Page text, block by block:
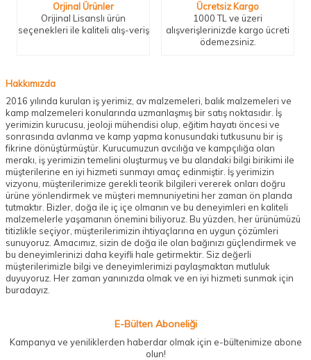
Orjinal Ürünler
Orijinal Lisanslı ürün
seçenekleri ile kaliteli alış-veriş
Ücretsiz Kargo
1000 TL ve üzeri
alışverişlerinizde kargo ücreti
ödemezsiniz.
Hakkımızda
2016 yılında kurulan iş yerimiz, av malzemeleri, balık malzemeleri ve
kamp malzemeleri konularında uzmanlaşmış bir satış noktasıdır. İş
yerimizin kurucusu, jeoloji mühendisi olup, eğitim hayatı öncesi ve
sonrasında avlanma ve kamp yapma konusundaki tutkusunu bir iş
fikrine dönüştürmüştür. Kurucumuzun avcılığa ve kampçılığa olan
merakı, iş yerimizin temelini oluşturmuş ve bu alandaki bilgi birikimi ile
müşterilerine en iyi hizmeti sunmayı amaç edinmiştir. İş yerimizin
vizyonu, müşterilerimize gerekli teorik bilgileri vererek onları doğru
ürüne yönlendirmek ve müşteri memnuniyetini her zaman ön planda
tutmaktır. Bizler, doğa ile iç içe olmanın ve bu deneyimleri en kaliteli
malzemelerle yaşamanın önemini biliyoruz. Bu yüzden, her ürünümüzü
titizlikle seçiyor, müşterilerimizin ihtiyaçlarına en uygun çözümleri
sunuyoruz. Amacımız, sizin de doğa ile olan bağınızı güçlendirmek ve
bu deneyimlerinizi daha keyifli hale getirmektir. Siz değerli
müşterilerimizle bilgi ve deneyimlerimizi paylaşmaktan mutluluk
duyuyoruz. Her zaman yanınızda olmak ve en iyi hizmeti sunmak için
buradayız.
E-Bülten Aboneliği
Kampanya ve yeniliklerden haberdar olmak için e-bültenimize abone
olun!